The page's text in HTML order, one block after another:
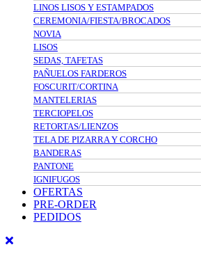
LINOS LISOS Y ESTAMPADOS
CEREMONIA/FIESTA/BROCADOS
NOVIA
LISOS
SEDAS, TAFETAS
PAÑUELOS FARDEROS
FOSCURIT/CORTINA
MANTELERIAS
TERCIOPELOS
RETORTAS/LIENZOS
TELA DE PIZARRA Y CORCHO
BANDERAS
PANTONE
IGNIFUGOS
OFERTAS
PRE-ORDER
PEDIDOS